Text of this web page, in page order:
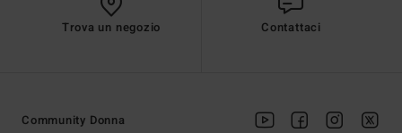
Trova un negozio Contattaci
Community Donna